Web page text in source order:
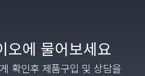
오에 물어보세요
확인후 제품구입 및 상담을